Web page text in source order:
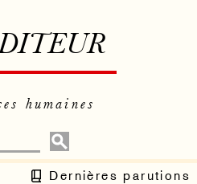
humaines
Dernières parutions